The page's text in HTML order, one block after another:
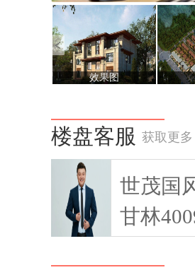
效果图
楼盘客服 获取更
世茂国
甘林